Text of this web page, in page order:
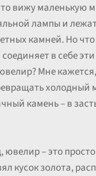
вижу маленькую
лампы и
камней. Но что
в себе
Мне
холодный
камень – в
ювелир – это
кусок золота,